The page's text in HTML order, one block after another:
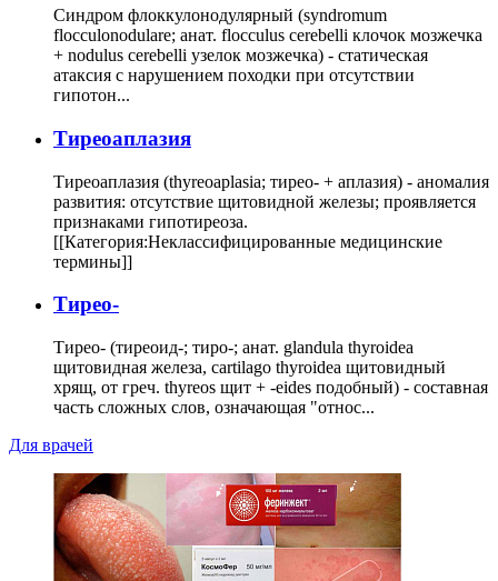
Синдром флоккулонодулярный (syndromum
flocculonodulare; анат. flocculus cerebelli клочок мозжечка
+ nodulus cerebelli узелок мозжечка) - статическая
атаксия с нарушением походки при отсутствии
гипотон...
Тиреоаплазия
Тиреоаплазия (thyreoaplasia; тирео- + аплазия) - аномалия
развития: отсутствие щитовидной железы; проявляется
признаками гипотиреоза.
[[Категория:Неклассифицированные медицинские
термины]]
Тирео-
Тирео- (тиреоид-; тиро-; анат. glandula thyroidea
щитовидная железа, cartilago thyroidea щитовидный
хрящ, от греч. thyreos щит + -eides подобный) - составная
часть сложных слов, означающая "относ...
Для врачей